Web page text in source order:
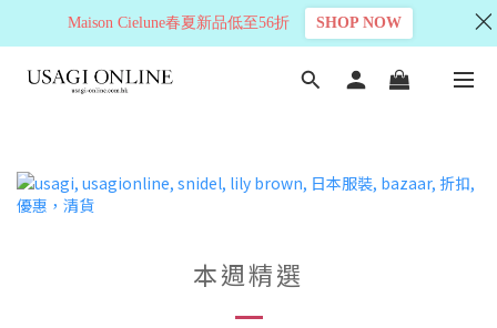
本週精選
Maison Cielune春夏新品低至56折 SHOP NOW